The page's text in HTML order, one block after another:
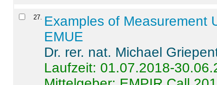
27. Examples of Measurement
EMUE
Dr. rer. nat. Michael
Laufzeit: 01.07.2018-